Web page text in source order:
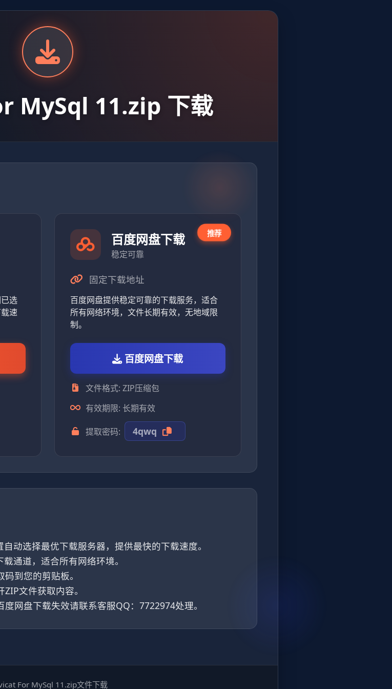
MySql 11.zip 下载
选
速
推荐
百度网盘下载
稳定可靠
固定下载地址
百度网盘提供稳定可靠的下载服务，适合
所有网络环境，文件长期有效，无地域限
制。
百度网盘下载
文件格式: ZIP压缩包
有效期限: 长期有效
提取密码: 4qwq
动选择最优下载服务器，提供最快的下载速度。
通道，适合所有网络环境。
到您的剪贴板。
文件获取内容。
网盘下载失效请联系客服QQ：7722974处理。
For MySql 11.zip文件下载